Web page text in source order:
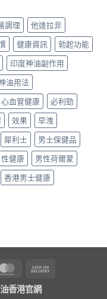
調理
他達拉非
健康資訊
勃起功能
印度神油副作用
油用法
心血管健康
必利勁
效果
早洩
犀利士
男士保健品
性健康
男性荷爾蒙
香港男士健康
MasterCard
香港官網